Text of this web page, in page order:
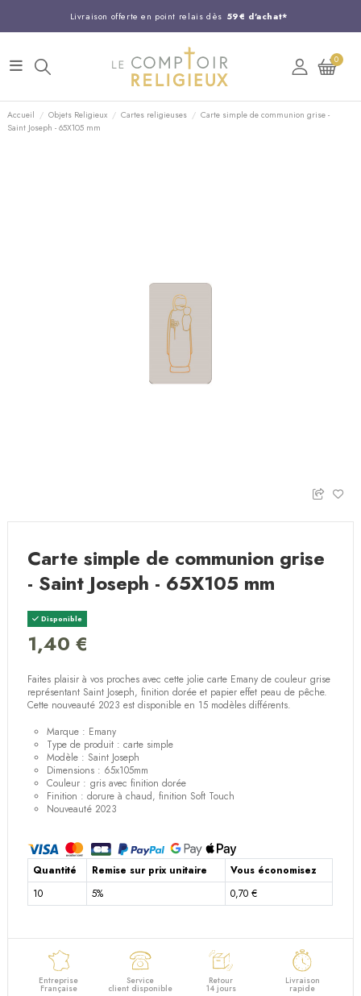
Livraison offerte en point relais dès 59€ d'achat*
Entreprise Française familiale
Support client disponible au 03 20 24 74 15
Commandez avant 14H, expédition le jour même !
0
Accueil Objets Religieux Cartes religieuses
Carte simple de communion grise -
Saint Joseph - 65X105 mm
Carte simple de communion grise
- Saint Joseph - 65X105 mm
Disponible
1,40 €
Faites plaisir à vos proches avec cette jolie carte Emany de couleur grise
représentant Saint Joseph, finition dorée et papier effet peau de pêche.
Cette nouveauté 2023 est disponible en 15 modèles différents.
Marque : Emany
Type de produit : carte simple
Modèle : Saint Joseph
Dimensions : 65x105mm
Couleur : gris avec finition dorée
Finition : dorure à chaud, finition Soft Touch
Nouveauté 2023
Quantité Remise sur prix unitaire
Vous économisez
10
5% 0,70 €
Entreprise
Française
Service
client disponible
Retour
14 jours
Livraison
rapide